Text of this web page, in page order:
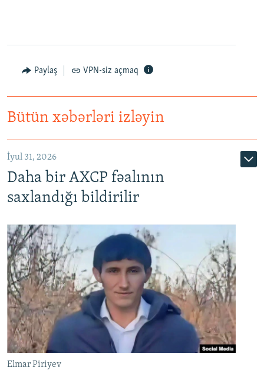
Paylaş VPN-siz açmaq
Bütün xəbərləri izləyin
İyul 31, 2026
Daha bir AXCP fəalının
saxlandığı bildirilir
Elmar Piriyev